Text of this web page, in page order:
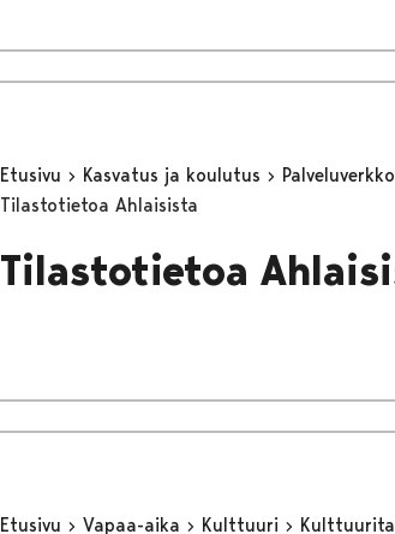
Etusivu Kasvatus ja koulutus
Tilastotietoa Ahlaisista
Tilastotietoa
Etusivu Vapaa-aika Kulttuuri